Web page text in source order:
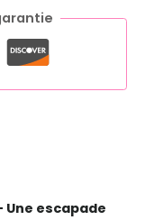
Une escapade